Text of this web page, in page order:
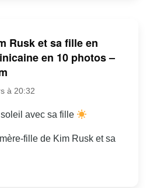
Rusk et sa fille en
en 10 photos –
à 20:32
avec sa fille
fille de Kim Rusk et sa